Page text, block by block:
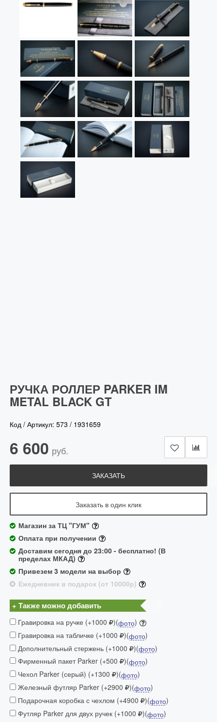
РУЧКА РОЛЛЕР PARKER IM
METAL BLACK GT
Код / Артикул: 573 / 1931659
6 600 руб.
ЗАКАЗАТЬ
Заказать в один клик
Магазин за ТЦ "ГУМ"
Оплата при получении
Доставим сегодня до 23:00 - бесплатно! (В
пределах МКАД)
Привезем 3 модели на выбор
Ежедневник в подарок (от 10000р)
+ Также можно добавить
Гравировка на ручке (+1000 )(фото)
Гравировка на табличке (+1000
)(фото)
Дополнительный стержень (+1000
)(фото)
Фирменный пакет Parker (+500
)(фото)
Чехол Parker (серый) (+1300
)(фото)
Железный футляр Parker (+2900
)(фото)
Подарочная коробка с чехлом (+4900
)(фото)
Футляр Parker для двух ручек (+1000
)(фото)